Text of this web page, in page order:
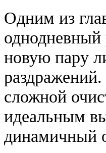
Одним из
новую пару
сложной
идеальным
динамичный